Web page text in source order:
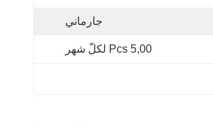
جارماني
5,00 Pcs لكلّ شهر